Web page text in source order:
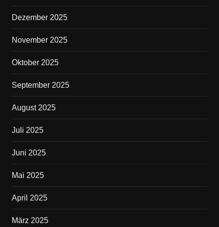
Dezember 2025
November 2025
Oktober 2025
September 2025
August 2025
Juli 2025
Juni 2025
Mai 2025
April 2025
März 2025